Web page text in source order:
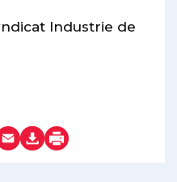
Industrie de